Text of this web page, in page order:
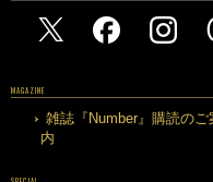
MAGAZINE
雑誌『Number』購読のご
内